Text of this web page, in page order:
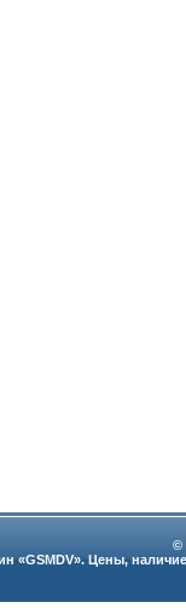
©
«GSMDV». Цены,